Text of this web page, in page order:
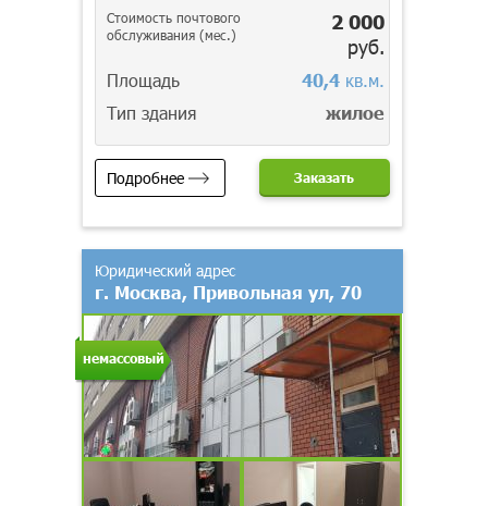
Стоимость почтового
обслуживания (мес.)
2 000
руб.
Площадь 40,4кв.м.
Тип здания
жилое
Подробнее Заказать
немассовый
Юридический адрес
г. Москва, Привольная ул, 70